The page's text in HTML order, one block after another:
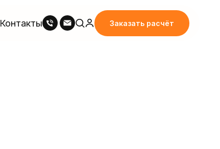
Контакты Заказать расчёт